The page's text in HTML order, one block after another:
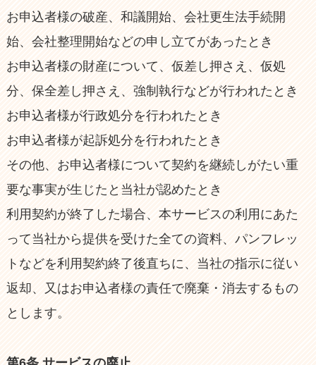
お申込者様の破産、和議開始、会社更生法手続開
始、会社整理開始などの申し立てがあったとき
お申込者様の財産について、仮差し押さえ、仮処
分、保全差し押さえ、強制執行などが行われたとき
お申込者様が行政処分を行われたとき
お申込者様が起訴処分を行われたとき
その他、お申込者様について契約を継続しがたい重
要な事実が生じたと当社が認めたとき
利用契約が終了した場合、本サービスの利用にあた
って当社から提供を受けた全ての資料、パンフレッ
トなどを利用契約終了後直ちに、当社の指示に従い
返却、又はお申込者様の責任で廃棄・消去するもの
とします。